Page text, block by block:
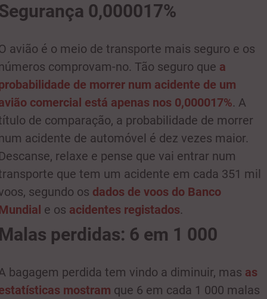
0,000017%
avião é o meio de transporte mais seguro e os
comprovam-no. Tão seguro que a
de morrer num acidente de um
comercial está apenas nos 0,000017%. A
de comparação, a probabilidade de morrer
acidente de automóvel é dez vezes maior.
relaxe e pense que vai entrar num
que tem um acidente em cada 351 mil
segundo os dados de voos do Banco
e os acidentes registados.
perdidas: 6 em 1 000
bagagem perdida tem vindo a diminuir, mas as
mostram que 6 em cada 1 000 malas